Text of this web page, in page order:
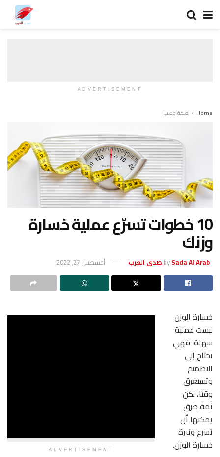
ADVERTISEMENT
Home صحة وطب
10 خطوات تسرّع عملية خسارة
وزنك
bySada Al Arab صدى العرب أغسطس 27, 2022
ADVERTISEMENT
خسارة الوزن
ليست عملية
سهلة، فهي
تحتاج إلى
التصميم
وتستغرق
وقتا، لكن
ثمة طرق
يمكنها أن
تسرع وتيرة
خسارة الوزن.